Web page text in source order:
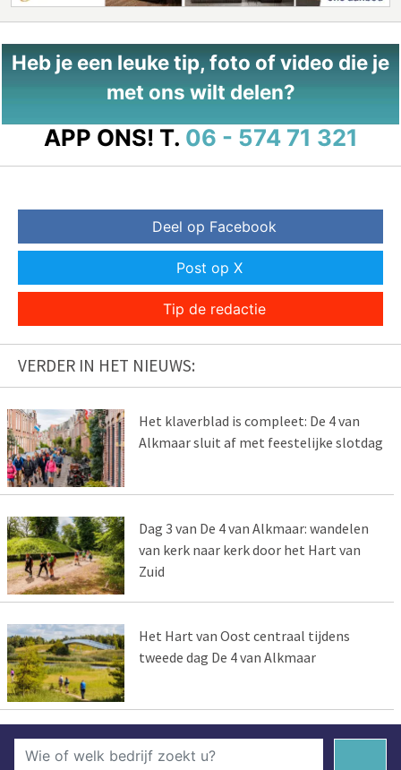
Heb je een leuke tip, foto of video die je
met ons wilt delen?
APP ONS! T. 06 - 574 71 321
Deel op Facebook
Post op X
Tip de redactie
VERDER IN HET NIEUWS:
Het klaverblad is compleet: De 4 van
Alkmaar sluit af met feestelijke slotdag
Dag 3 van De 4 van Alkmaar: wandelen
van kerk naar kerk door het Hart van
Zuid
Het Hart van Oost centraal tijdens
tweede dag De 4 van Alkmaar